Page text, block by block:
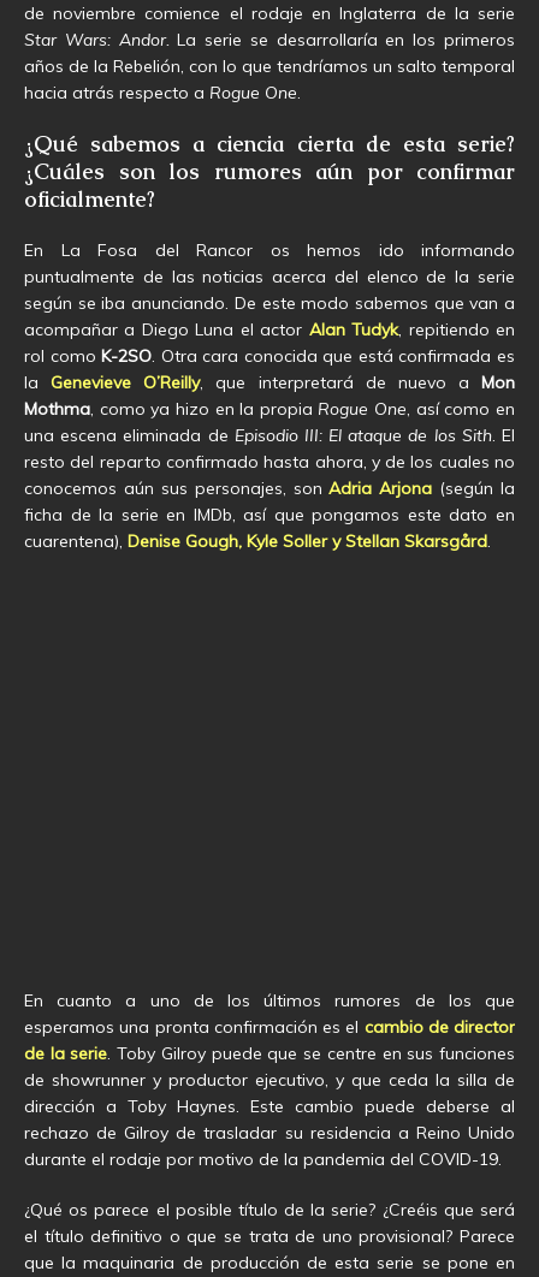
de noviembre comience el rodaje en Inglaterra de la serie
Star Wars: Andor.La serie se desarrollaría en los primeros
años de la Rebelión, con lo que tendríamos un salto temporal
hacia atrás respecto a Rogue One.
¿Qué sabemos a ciencia cierta de esta serie?
¿Cuáles son los rumores aún por confirmar
oficialmente?
En La Fosa del Rancor os hemos ido informando
puntualmente de las noticias acerca del elenco de la serie
según se iba anunciando. De este modo sabemos que van a
acompañar a Diego Luna el actor Alan Tudyk, repitiendo en
rol como K-2SO. Otra cara conocida que está confirmada es
laGenevieve O’Reilly, que interpretará de nuevo a Mon
Mothma, como ya hizo en la propia Rogue One, así como en
una escena eliminada de Episodio III: El ataque de los Sith. El
resto del reparto confirmado hasta ahora, y de los cuales no
conocemos aún sus personajes, sonAdria Arjona (según la
ficha de la serie en IMDb, así que pongamos este dato en
cuarentena), Denise Gough, Kyle Soller y Stellan Skarsgård.
En cuanto a uno de los últimos rumores de los que
esperamos una pronta confirmación es el cambio de director
de la serie. Toby Gilroy puede que se centre en sus funciones
de showrunner y productor ejecutivo, y que ceda la silla de
dirección a Toby Haynes. Este cambio puede deberse al
rechazo de Gilroy de trasladar su residencia a Reino Unido
durante el rodaje por motivo de la pandemia del COVID-19.
¿Qué os parece el posible título de la serie? ¿Creéis que será
el título definitivo o que se trata de uno provisional? Parece
que la maquinaria de producción de esta serie se pone en